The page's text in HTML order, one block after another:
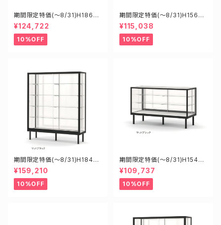
期間限定特価(～8/31)H1860
0S W1800D600H900mm
新型業務用ガラスケース ショー
ケース
¥124,722
10%OFF
期間限定特価(～8/31)H15600
S W1500D600H900mm 新
型業務用ガラスケース ショーケ
ース
¥115,038
10%OFF
期間限定特価(～8/31)H18455
B W1800D450H1500mm 新
型業務用ガラスケース ショーケ
ース
¥159,210
10%OFF
期間限定特価(～8/31)H15450
B W1500D450H900mm 新
型業務用ガラスケース ショーケ
ース
¥109,737
10%OFF